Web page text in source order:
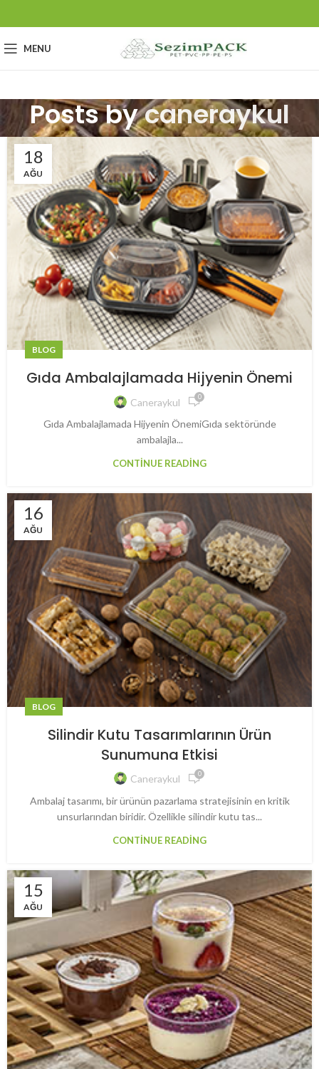
MENU
Posts bycaneraykul
18
AĞU
BLOG
Gıda Ambalajlamada Hijyenin Önemi
Caneraykul 0
Gıda Ambalajlamada Hijyenin ÖnemiGıda sektöründe
ambalajla...
CONTINUE READING
16
AĞU
BLOG
Silindir Kutu Tasarımlarının Ürün
Sunumuna Etkisi
Caneraykul 0
Ambalaj tasarımı, bir ürünün pazarlama stratejisinin en kritik
unsurlarından biridir. Özellikle silindir kutu tas...
CONTINUE READING
15
AĞU